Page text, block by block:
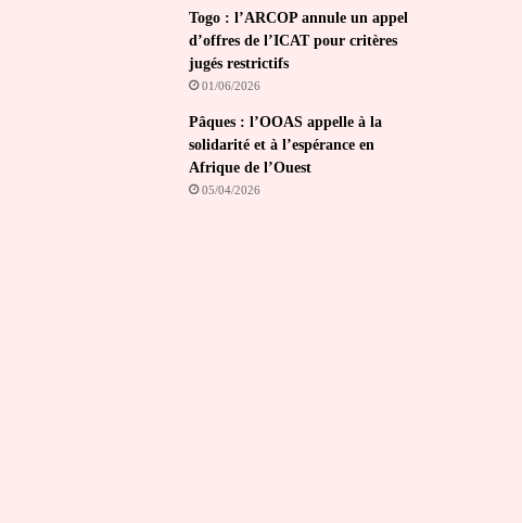
Togo : l’ARCOP annule un appel
d’offres de l’ICAT pour critères
jugés restrictifs
01/06/2026
Pâques : l’OOAS appelle à la
solidarité et à l’espérance en
Afrique de l’Ouest
05/04/2026